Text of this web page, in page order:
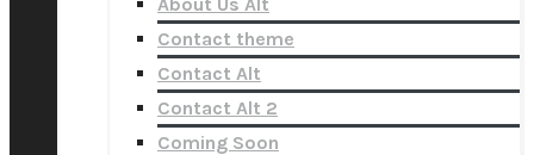
Contact theme
Contact Alt
Contact Alt 2
Coming Soon